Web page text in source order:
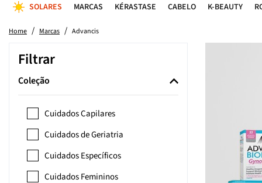
SOLARES MARCAS KÉRASTASE CABELO K-BEAUTY
Home Marcas Advancis
Filtrar
Coleção
Cuidados Capilares
Cuidados de Geriatria
Cuidados Específicos
Cuidados Femininos